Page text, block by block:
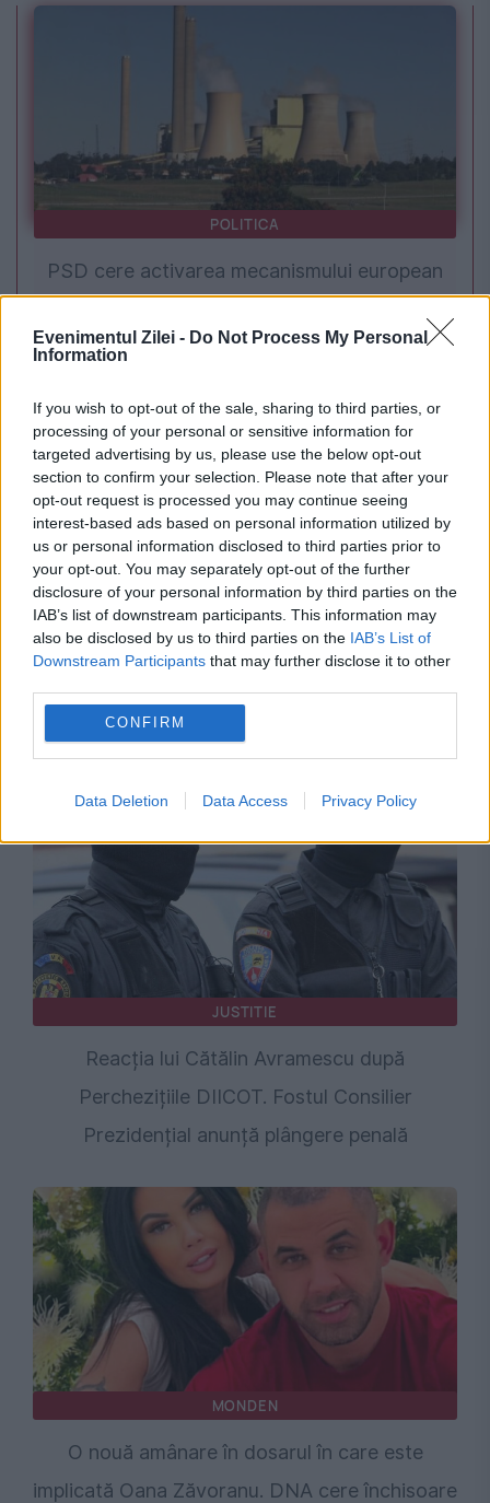
Evenimentul Zilei - Do Not Process My Personal
Information
If you wish to opt-out of the sale, sharing to third parties, or
processing of your personal or sensitive information for
targeted advertising by us, please use the below opt-out
section to confirm your selection. Please note that after your
opt-out request is processed you may continue seeing
interest-based ads based on personal information utilized by
us or personal information disclosed to third parties prior to
your opt-out. You may separately opt-out of the further
disclosure of your personal information by third parties on the
IAB’s list of downstream participants. This information may
also be disclosed by us to third parties on the IAB’s List of
Downstream Participants that may further disclose it to other
CONFIRM
Data Deletion Data Access Privacy Policy
POLITICA
PSD cere activarea mecanismului european
menținerea centralelor pe cărbune. Critici la
JUSTITIE
Începe procesul lui Florian Coldea. Curtea de
Apel a validat rechizitoriul DNA
JUSTITIE
Reacția lui Cătălin Avramescu după
Perchezițiile DIICOT. Fostul Consilier
Prezidențial anunță plângere penală
MONDEN
O nouă amânare în dosarul în care este
implicată Oana Zăvoranu. DNA cere închisoare